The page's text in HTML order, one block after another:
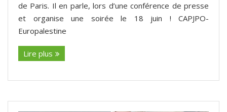
de Paris. Il en parle, lors d’une conférence de presse
et organise une soirée le 18 juin ! CAPJPO-
Europalestine
Lire plus